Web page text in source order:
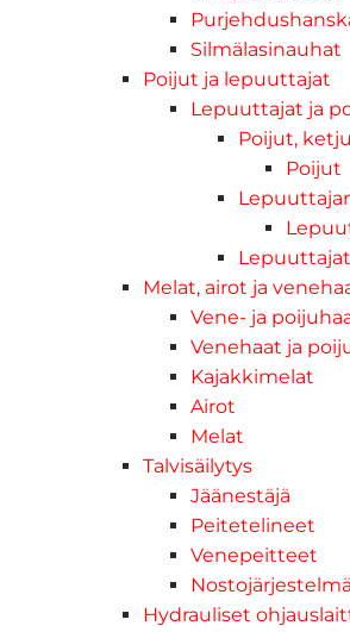
Silmälasinauhat
Poijut ja lepuuttajat
Lepuuttajat ja
Poijut,
Poijut
Lepuuttajat
Melat, airot ja
Vene- ja
Venehaat ja
Kajakkimelat
Airot
Melat
Talvisäilytys
Jäänestäjä
Peitetelineet
Venepeitteet
Nostojärjestelmä
Hydrauliset